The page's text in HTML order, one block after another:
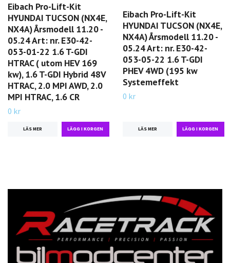
Eibach Pro-Lift-Kit
HYUNDAI TUCSON (NX4E,
NX4A) Årsmodell 11.20 -
05.24 Art: nr. E30-42-
053-01-22 1.6 T-GDI
HTRAC ( utom HEV 169
kw), 1.6 T-GDI Hybrid 48V
HTRAC, 2.0 MPI AWD, 2.0
MPI HTRAC, 1.6 CR
0 kr
LÄS MER
Eibach Pro-Lift-Kit
HYUNDAI TUCSON (NX4E,
NX4A) Årsmodell 11.20 -
05.24 Art: nr. E30-42-
053-05-22 1.6 T-GDI
PHEV 4WD (195 kw
Systemeffekt
0 kr
LÄS MER